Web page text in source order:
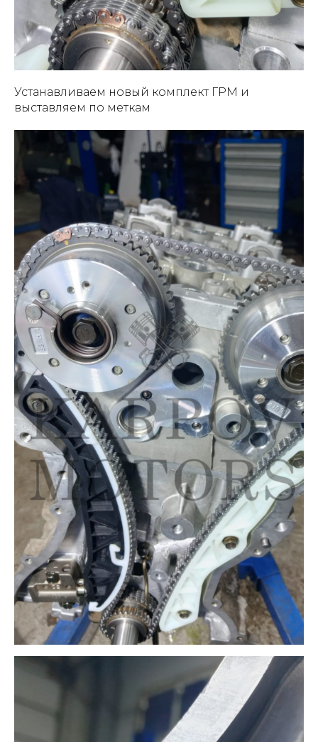
Устанавливаем новый комплект ГРМ и
выставляем по меткам